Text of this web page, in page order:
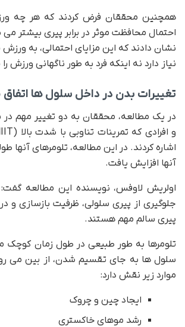
همچنین محققان فرض کردند که هر چه
احتمال محافظت موثر در برابر پیری بیشتر
نشان دادند که این مزایای احتمالی، به
نیاز دارد نه اینکه فرد به طور ناگهانی ورزش
تغییرات بدن در داخل سلول ها اتفاق
در یک مطالعه، محققان به دو تغییر مهم
اشاره کردند. در این مطالعه، تلومرهای آنها
آنها افزایش یافت.
اولریش لاوفس، نویسنده این مطالعه گفت:
جلوگیری از پیری سلولی، ظرفیت بازسازی و
پیری سالم مهم هستند.
تلومرها به طور طبیعی در طول زمان کوچک
سلول ها به جای تقسیم شدن، از بین می
موارد زیر نقش دارد:
ایجاد چین و چروک
رشد موهای خاکستری